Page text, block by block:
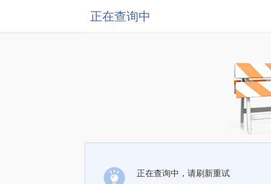
正在查询中
正在查询中，请刷新重试